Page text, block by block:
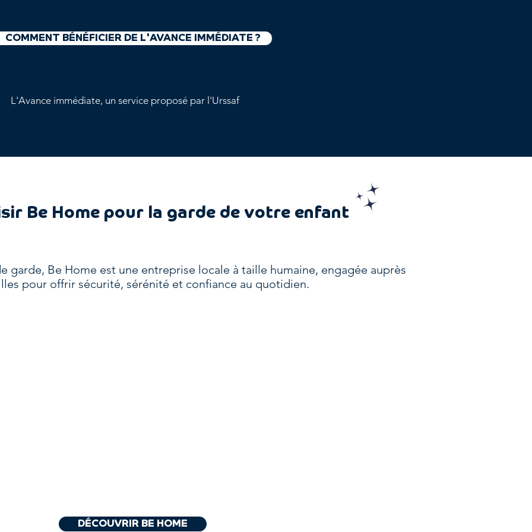
COMMENT BÉNÉFICIER DE L'AVANCE IMMÉDIATE ?
L'Avance immédiate, un service proposé par l'Urssaf
Be Home pour la garde de votre enfant
garde, Be Home est une entreprise locale à taille humaine, engagée auprès
pour offrir sécurité, sérénité et confiance au quotidien.
DÉCOUVRIR BE HOME